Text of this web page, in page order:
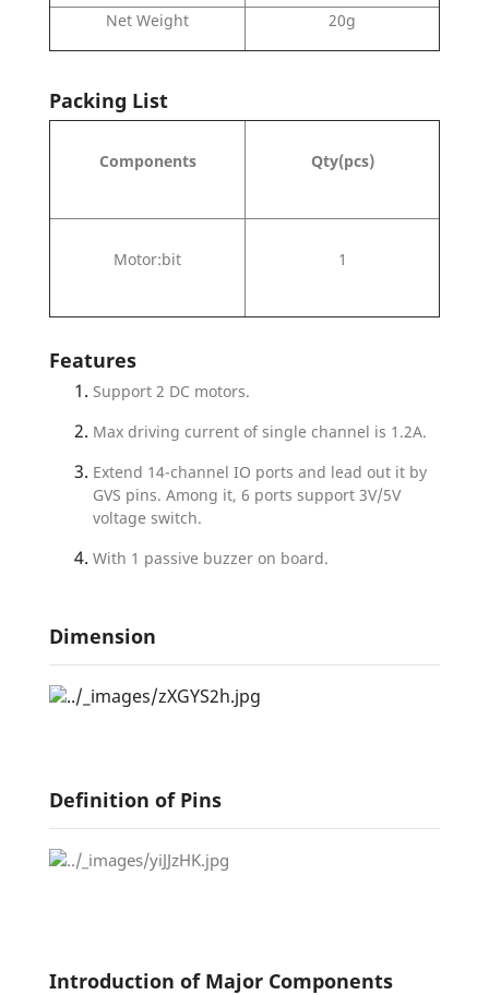
Net Weight 20g
Packing List
Components Qty(pcs)
Motor:bit 1
Features
Support 2 DC motors.
Max driving current of single channel is 1.2A.
Extend 14-channel IO ports and lead out it by
GVS pins. Among it, 6 ports support 3V/5V
voltage switch.
With 1 passive buzzer on board.
Dimension
Definition of Pins
Introduction of Major Components